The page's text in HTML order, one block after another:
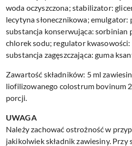
woda oczyszczona; stabilizator:
lecytyna słonecznikowa; emulgator:
substancja konserwująca: sorbinian
chlorek sodu; regulator
substancja zagęszczająca: guma
Zawartość składników: 5 ml
liofilizowanego colostrum bovinum
porcji.
UWAGA
Należy zachować ostrożność w
jakikolwiek składnik zawiesiny. Przy